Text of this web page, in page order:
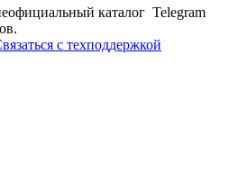
каталог Telegram
с техподдержкой